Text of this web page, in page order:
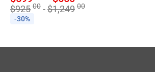
$925 00 -$1,249 00
-30%